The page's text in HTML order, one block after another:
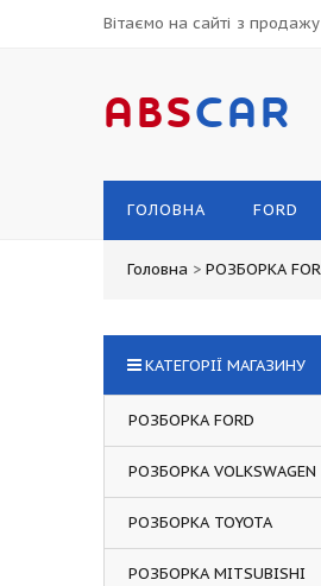
Вітаємо на сайті з
ABSCAR
ГОЛОВНА FORD
Головна > РОЗБОРКА
КАТЕГОРІЇ МАГАЗИНУ
РОЗБОРКА FORD
РОЗБОРКА VOLKSWAGEN
РОЗБОРКА TOYOTA
РОЗБОРКА MITSUBISHI